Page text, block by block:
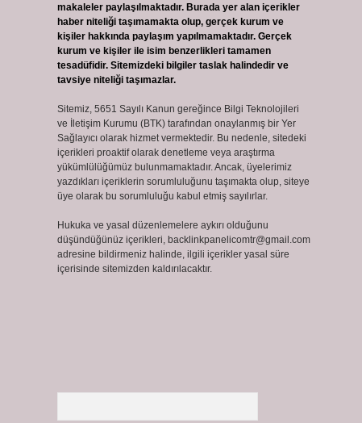
makaleler paylaşılmaktadır. Burada yer alan içerikler
haber niteliği taşımamakta olup, gerçek kurum ve
kişiler hakkında paylaşım yapılmamaktadır. Gerçek
kurum ve kişiler ile isim benzerlikleri tamamen
tesadüfidir. Sitemizdeki bilgiler taslak halindedir ve
tavsiye niteliği taşımazlar.
Sitemiz, 5651 Sayılı Kanun gereğince Bilgi Teknolojileri
ve İletişim Kurumu (BTK) tarafından onaylanmış bir Yer
Sağlayıcı olarak hizmet vermektedir. Bu nedenle, sitedeki
içerikleri proaktif olarak denetleme veya araştırma
yükümlülüğümüz bulunmamaktadır. Ancak, üyelerimiz
yazdıkları içeriklerin sorumluluğunu taşımakta olup, siteye
üye olarak bu sorumluluğu kabul etmiş sayılırlar.
Hukuka ve yasal düzenlemelere aykırı olduğunu
düşündüğünüz içerikleri, backlinkpanelicomtr@gmail.com
adresine bildirmeniz halinde, ilgili içerikler yasal süre
içerisinde sitemizden kaldırılacaktır.